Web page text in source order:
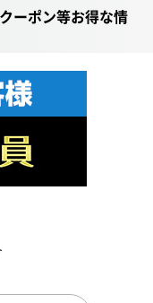
ーポン等お得な情